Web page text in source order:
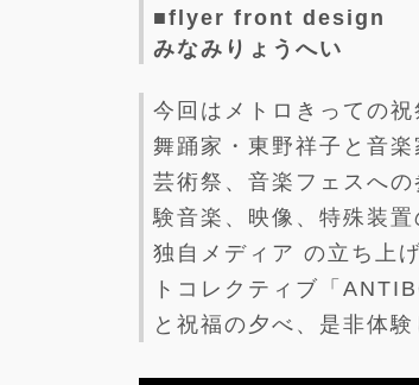
■flyer front design
みなみりょうへい
今回はメトロきっての
舞踊家・東野祥子と音
芸術祭、音楽フェスへ
験音楽、映像、特殊装
独自メディア の立ち上
トコレクティブ「
と祝福の夕べ、是非体験